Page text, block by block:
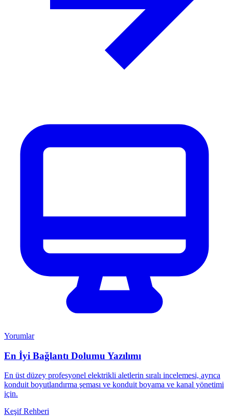
Yorumlar
En İyi Bağlantı Dolumu Yazılımı
En üst düzey profesyonel elektrikli aletlerin sıralı incelemesi, ayrıca
konduit boyutlandırma şeması ve konduit boyama ve kanal yönetimi
için.
Keşif Rehberi